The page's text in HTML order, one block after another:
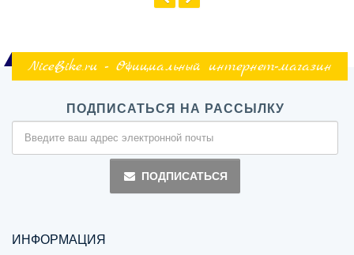
NiceBike.ru - Официальный интернет-магазин
ПОДПИСАТЬСЯ НА РАССЫЛКУ
ПОДПИСАТЬСЯ
ИНФОРМАЦИЯ